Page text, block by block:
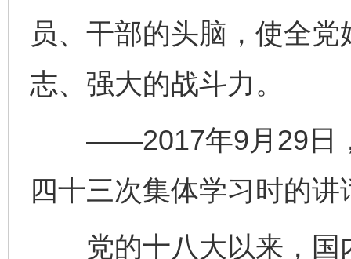
员、干部的头脑，使全
志、强大的战斗力。
——2017年9月29日，
四十三次集体学习时的讲
党的十八大以来，国